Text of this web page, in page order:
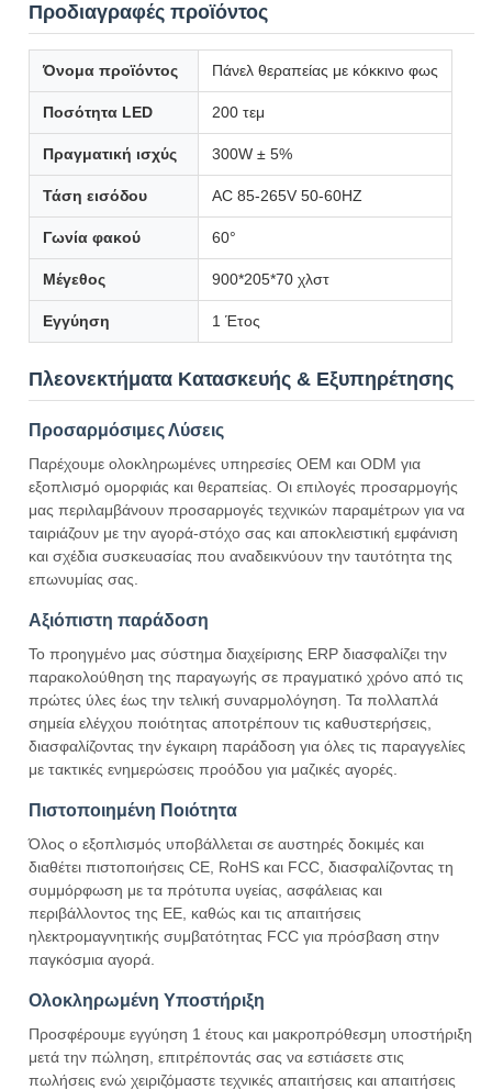
Προδιαγραφές προϊόντος
Όνομα προϊόντος Πάνελ θεραπείας με κόκκινο φως
Ποσότητα LED 200 τεμ
Πραγματική ισχύς 300W ± 5%
Τάση εισόδου AC 85-265V 50-60HZ
Γωνία φακού 60°
Μέγεθος 900*205*70 χλστ
Εγγύηση 1 Έτος
Πλεονεκτήματα Κατασκευής & Εξυπηρέτησης
Προσαρμόσιμες Λύσεις
Παρέχουμε ολοκληρωμένες υπηρεσίες OEM και ODM για
εξοπλισμό ομορφιάς και θεραπείας. Οι επιλογές προσαρμογής
μας περιλαμβάνουν προσαρμογές τεχνικών παραμέτρων για να
ταιριάζουν με την αγορά-στόχο σας και αποκλειστική εμφάνιση
και σχέδια συσκευασίας που αναδεικνύουν την ταυτότητα της
επωνυμίας σας.
Αξιόπιστη παράδοση
Το προηγμένο μας σύστημα διαχείρισης ERP διασφαλίζει την
παρακολούθηση της παραγωγής σε πραγματικό χρόνο από τις
πρώτες ύλες έως την τελική συναρμολόγηση. Τα πολλαπλά
σημεία ελέγχου ποιότητας αποτρέπουν τις καθυστερήσεις,
διασφαλίζοντας την έγκαιρη παράδοση για όλες τις παραγγελίες
με τακτικές ενημερώσεις προόδου για μαζικές αγορές.
Πιστοποιημένη Ποιότητα
Όλος ο εξοπλισμός υποβάλλεται σε αυστηρές δοκιμές και
διαθέτει πιστοποιήσεις CE, RoHS και FCC, διασφαλίζοντας τη
συμμόρφωση με τα πρότυπα υγείας, ασφάλειας και
περιβάλλοντος της ΕΕ, καθώς και τις απαιτήσεις
ηλεκτρομαγνητικής συμβατότητας FCC για πρόσβαση στην
παγκόσμια αγορά.
Ολοκληρωμένη Υποστήριξη
Προσφέρουμε εγγύηση 1 έτους και μακροπρόθεσμη υποστήριξη
μετά την πώληση, επιτρέποντάς σας να εστιάσετε στις
πωλήσεις ενώ χειριζόμαστε τεχνικές απαιτήσεις και απαιτήσεις